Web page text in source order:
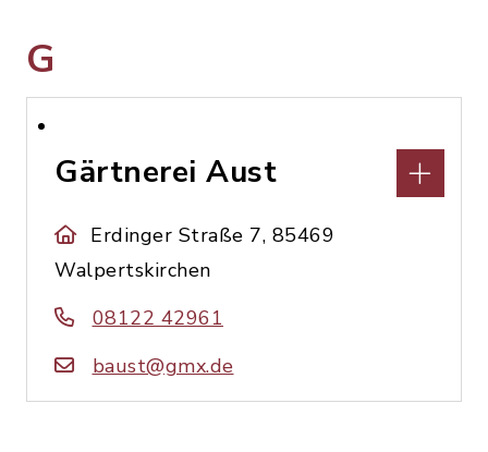
G
Gärtnerei Aust
Erdinger Straße 7, 85469
Walpertskirchen
08122 42961
baust@gmx.de